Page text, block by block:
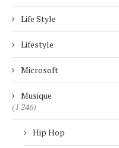
Life Style
Lifestyle
Microsoft
Musique
(1 246)
Hip Hop